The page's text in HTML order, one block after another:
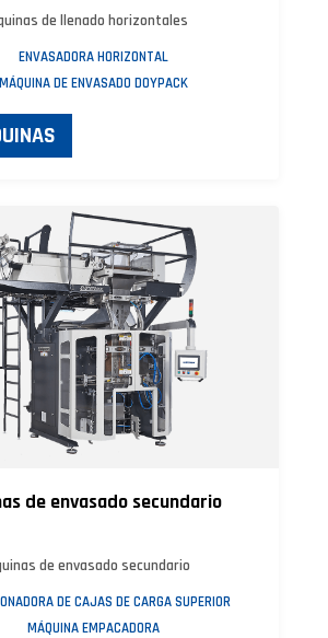
de llenado horizontales
ENVASADORA HORIZONTAL
MÁQUINA DE ENVASADO DOYPACK
de envasado secundario
de envasado secundario
DE CAJAS DE CARGA SUPERIOR
MÁQUINA EMPACADORA